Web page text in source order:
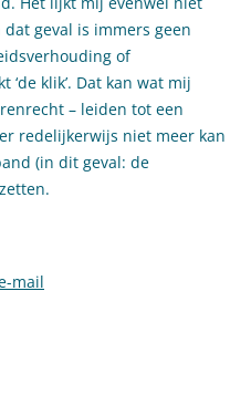
geval is immers geen
of
klik’. Dat kan wat mij
– leiden tot een
redelijkerwijs niet meer kan
(in dit geval: de
mail